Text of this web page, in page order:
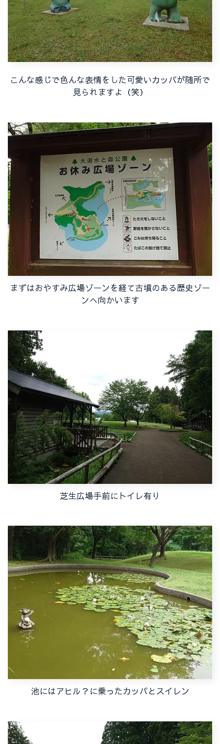
こんな感じで色んな表情をした可愛いカッパが随所で
見られますよ（笑）
まずはおやすみ広場ゾーンを経て古墳のある歴史ゾー
ンへ向かいます
芝生広場手前にトイレ有り
池にはアヒル？に乗ったカッパとスイレン